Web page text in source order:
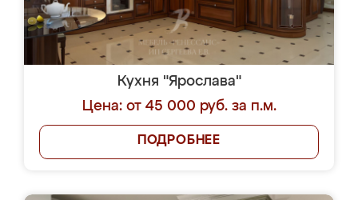
Кухня "Ярослава"
Цена: от 45 000 руб. за п.м.
ПОДРОБНЕЕ